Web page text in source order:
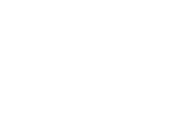
Estudian las
subvención del
Cultura para la
los archivos de